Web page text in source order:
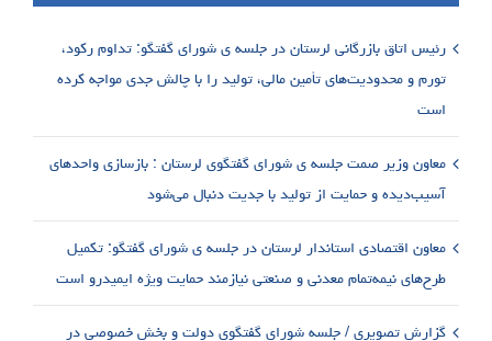
رئیس اتاق بازرگانی لرستان در جلسه ی شورای گفتگو: تداوم رکود،
تورم و محدودیت‌های تأمین مالی، تولید را با چالش جدی مواجه کرده
است
معاون وزیر صمت جلسه ی شورای گفتگوی لرستان : بازسازی واحدهای
آسیب‌دیده و حمایت از تولید با جدیت دنبال می‌شود
معاون اقتصادی استاندار لرستان در جلسه ی شورای گفتگو: تکمیل
طرح‌های نیمه‌تمام معدنی و صنعتی نیازمند حمایت ویژه ایمیدرو است
گزارش تصویری / جلسه شورای گفتگوی دولت و بخش خصوصی در